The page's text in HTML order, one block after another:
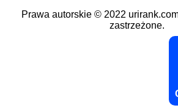
Prawa autorskie © 2022
zastrzeżone.